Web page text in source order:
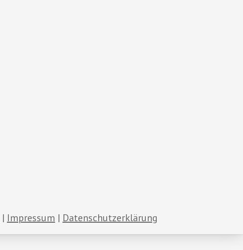
Impressum Datenschutzerklärung